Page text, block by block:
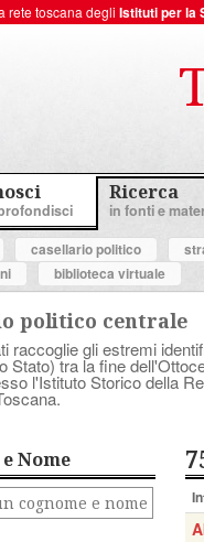
rete toscana degli Istituti per la
Ricerca
in fonti e
casellario politico
biblioteca virtuale
politico centrale
raccoglie gli estremi
Stato) tra la fine
l'Istituto Storico della
Nome